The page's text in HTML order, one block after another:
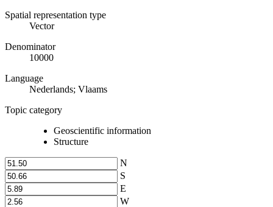
Spatial representation type
Vector
Denominator
10000
Language
Nederlands; Vlaams
Topic category
Geoscientific information
Structure
N
S
E
W